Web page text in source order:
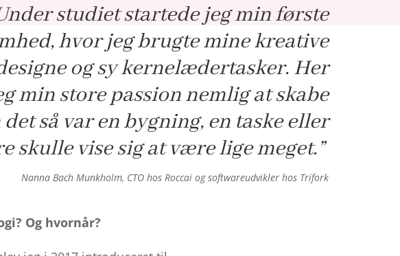
studiet startede jeg min første
hvor jeg brugte mine kreative
og sy kernelædertasker. Her
min store passion nemlig at skabe
så var en bygning, en taske eller
skulle vise sig at være lige meget.”
Nanna Bach Munkholm, CTO hos Roccai og softwareudvikler hos Trifork
Og hvornår?